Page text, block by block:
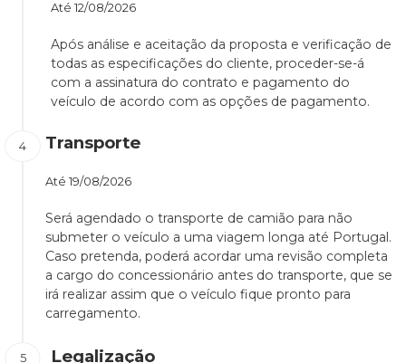
Até 12/08/2026
Após análise e aceitação da proposta e verificação de
todas as especificações do cliente, proceder-se-á
com a assinatura do contrato e pagamento do
veículo de acordo com as opções de pagamento.
Transporte
Até 19/08/2026
Será agendado o transporte de camião para não
submeter o veículo a uma viagem longa até Portugal.
Caso pretenda, poderá acordar uma revisão completa
a cargo do concessionário antes do transporte, que se
irá realizar assim que o veículo fique pronto para
carregamento.
Legalização